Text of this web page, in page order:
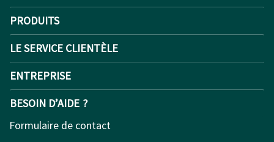
PRODUITS
LE SERVICE CLIENTÈLE
ENTREPRISE
BESOIN D’AIDE ?
Formulaire de contact